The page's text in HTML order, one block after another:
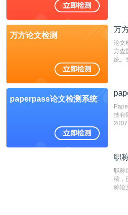
万方论文检测
万
论文
方查
统。
非。
重的
paperpass论文检测系统
技有
检测
职
职称
稿，
称论